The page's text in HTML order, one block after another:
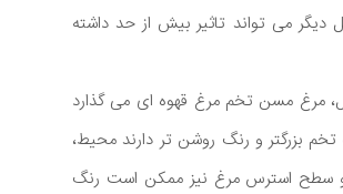
دیگر می تواند تاثیر بیش از حد داشته
مرغ مسن تخم مرغ قهوه ای می گذارد
تخم بزرگتر و رنگ روشن تر دارند محیط،
و سطح استرس مرغ نیز ممکن است رنگ